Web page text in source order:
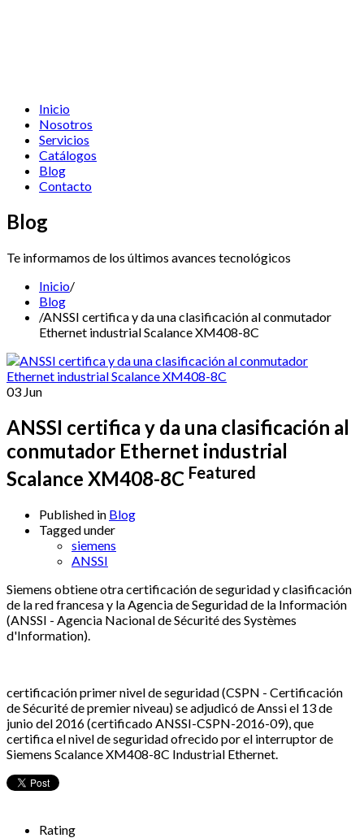
Inicio
Nosotros
Servicios
Catálogos
Blog
Contacto
Blog
Te informamos de los últimos avances tecnológicos
Inicio/
Blog
/ANSSI certifica y da una clasificación al conmutador
Ethernet industrial Scalance XM408-8C
03 Jun
ANSSI certifica y da una clasificación al
conmutador Ethernet industrial
Scalance XM408-8C Featured
Published in Blog
Tagged under
siemens
ANSSI
Siemens obtiene otra certificación de seguridad y clasificación
de la red francesa y la Agencia de Seguridad de la Información
(ANSSI - Agencia Nacional de Sécurité des Systèmes
d'Information).
certificación primer nivel de seguridad (CSPN - Certificación
de Sécurité de premier niveau) se adjudicó de Anssi el 13 de
junio del 2016 (certificado ANSSI-CSPN-2016-09), que
certifica el nivel de seguridad ofrecido por el interruptor de
Siemens Scalance XM408-8C Industrial Ethernet.
Rating